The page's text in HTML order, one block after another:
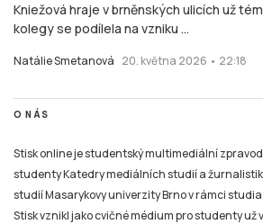
Kniežová hraje v brněnských ulicích už
kolegy se podílela na vzniku ...
Natálie Smetanová 20. května 2026 • 22:18
O NÁS
Stisk online je studentský multimediální
studenty Katedry mediálních studií a
studií Masarykovy univerzity Brno v rámci
Stisk vznikl jako cvičné médium pro studenty už v